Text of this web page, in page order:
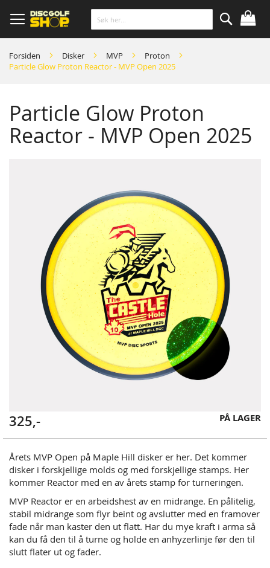
to
Content
Søk
Forsiden Disker MVP
Proton
Particle Glow Proton Reactor - MVP Open 2025
Particle Glow Proton
Reactor - MVP Open 2025
Skip
to
the
beginning
of
the
gallery
325,- PÅ LAGER
Årets MVP Open på Maple Hill disker er her. Det kommer
disker i forskjellige molds og med forskjellige stamps. Her
kommer Reactor med en av årets stamp for turneringen.
MVP Reactor er en arbeidshest av en midrange. En pålitelig,
stabil midrange som flyr beint og avslutter med en framover
fade når man kaster den ut flatt. Har du mye kraft i arma så
kan du få den til å turne og holde en anhyzerlinje før den til
slutt flater ut og fader.